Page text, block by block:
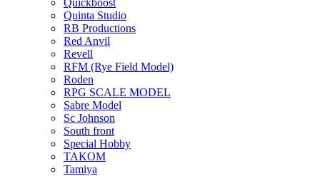
Quickboost
Quinta Studio
RB Productions
Red Anvil
Revell
RFM (Rye Field Model)
Roden
RPG SCALE MODEL
Sabre Model
Sc Johnson
South front
Special Hobby
TAKOM
Tamiya